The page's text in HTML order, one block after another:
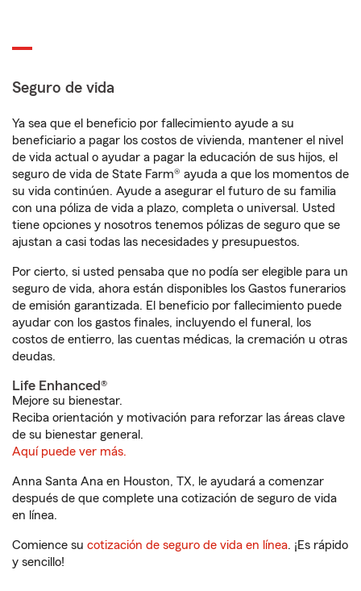
Seguro de vida
Ya sea que el beneficio por fallecimiento ayude a su
beneficiario a pagar los costos de vivienda, mantener el nivel
de vida actual o ayudar a pagar la educación de sus hijos, el
seguro de vida de State Farm® ayuda a que los momentos de
su vida continúen. Ayude a asegurar el futuro de su familia
con una póliza de vida a plazo, completa o universal. Usted
tiene opciones y nosotros tenemos pólizas de seguro que se
ajustan a casi todas las necesidades y presupuestos.
Por cierto, si usted pensaba que no podía ser elegible para un
seguro de vida, ahora están disponibles los Gastos funerarios
de emisión garantizada. El beneficio por fallecimiento puede
ayudar con los gastos finales, incluyendo el funeral, los
costos de entierro, las cuentas médicas, la cremación u otras
deudas.
Life Enhanced®
Mejore su bienestar.
Reciba orientación y motivación para reforzar las áreas clave
de su bienestar general.
Aquí puede ver más.
Anna Santa Ana en Houston, TX, le ayudará a comenzar
después de que complete una cotización de seguro de vida
en línea.
Comience su cotización de seguro de vida en línea. ¡Es rápido
y sencillo!